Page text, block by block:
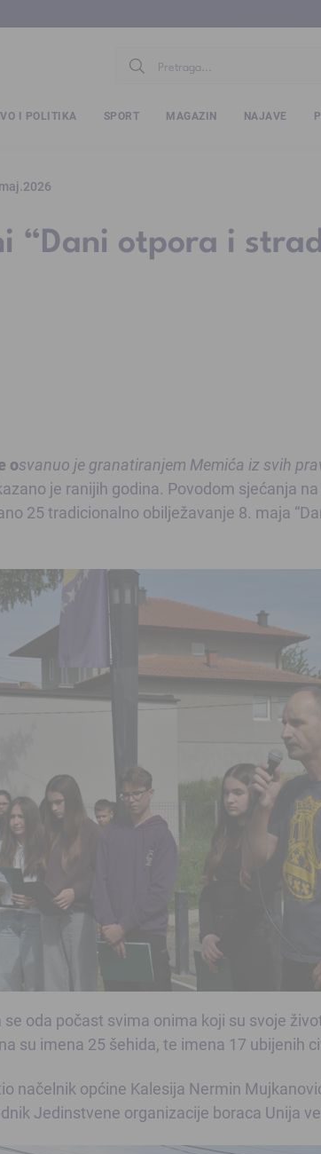
I POLITIKA SPORT MAGAZIN NAJAVE
“Dani otpora i
osvanuo je granatiranjem Memića iz svih
je ranijih godina. Povodom sjećanja
25 tradicionalno obilježavanje 8. maja
se oda počast svima onima koji su svoje
su imena 25 šehida, te imena 17 ubijenih
načelnik općine Kalesija Nermin
Jedinstvene organizacije boraca Unija